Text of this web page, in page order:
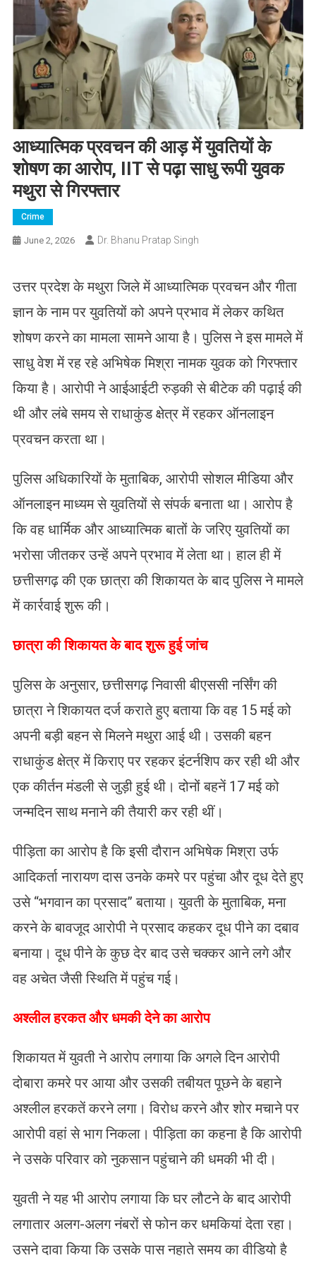
आध्यात्मिक प्रवचन की आड़ में युवतियों के
शोषण का आरोप, IIT से पढ़ा साधु रूपी युवक
मथुरा से गिरफ्तार
Crime
June 2, 2026 Dr. Bhanu Pratap Singh
उत्तर प्रदेश के मथुरा जिले में आध्यात्मिक प्रवचन और गीता
ज्ञान के नाम पर युवतियों को अपने प्रभाव में लेकर कथित
शोषण करने का मामला सामने आया है। पुलिस ने इस मामले में
साधु वेश में रह रहे अभिषेक मिश्रा नामक युवक को गिरफ्तार
किया है। आरोपी ने आईआईटी रुड़की से बीटेक की पढ़ाई की
थी और लंबे समय से राधाकुंड क्षेत्र में रहकर ऑनलाइन
प्रवचन करता था।
पुलिस अधिकारियों के मुताबिक, आरोपी सोशल मीडिया और
ऑनलाइन माध्यम से युवतियों से संपर्क बनाता था। आरोप है
कि वह धार्मिक और आध्यात्मिक बातों के जरिए युवतियों का
भरोसा जीतकर उन्हें अपने प्रभाव में लेता था। हाल ही में
छत्तीसगढ़ की एक छात्रा की शिकायत के बाद पुलिस ने मामले
में कार्रवाई शुरू की।
छात्रा की शिकायत के बाद शुरू हुई जांच
पुलिस के अनुसार, छत्तीसगढ़ निवासी बीएससी नर्सिंग की
छात्रा ने शिकायत दर्ज कराते हुए बताया कि वह 15 मई को
अपनी बड़ी बहन से मिलने मथुरा आई थी। उसकी बहन
राधाकुंड क्षेत्र में किराए पर रहकर इंटर्नशिप कर रही थी और
एक कीर्तन मंडली से जुड़ी हुई थी। दोनों बहनें 17 मई को
जन्मदिन साथ मनाने की तैयारी कर रही थीं।
पीड़िता का आरोप है कि इसी दौरान अभिषेक मिश्रा उर्फ
आदिकर्ता नारायण दास उनके कमरे पर पहुंचा और दूध देते हुए
उसे “भगवान का प्रसाद” बताया। युवती के मुताबिक, मना
करने के बावजूद आरोपी ने प्रसाद कहकर दूध पीने का दबाव
बनाया। दूध पीने के कुछ देर बाद उसे चक्कर आने लगे और
वह अचेत जैसी स्थिति में पहुंच गई।
अश्लील हरकत और धमकी देने का आरोप
शिकायत में युवती ने आरोप लगाया कि अगले दिन आरोपी
दोबारा कमरे पर आया और उसकी तबीयत पूछने के बहाने
अश्लील हरकतें करने लगा। विरोध करने और शोर मचाने पर
आरोपी वहां से भाग निकला। पीड़िता का कहना है कि आरोपी
ने उसके परिवार को नुकसान पहुंचाने की धमकी भी दी।
युवती ने यह भी आरोप लगाया कि घर लौटने के बाद आरोपी
लगातार अलग-अलग नंबरों से फोन कर धमकियां देता रहा।
उसने दावा किया कि उसके पास नहाते समय का वीडियो है